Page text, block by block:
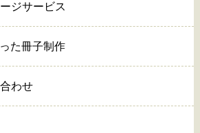
ジサービス
た冊子制作
わせ